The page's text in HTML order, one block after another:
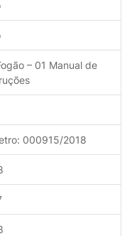
– 01 Manual de
000915/2018